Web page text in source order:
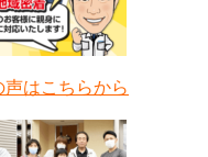
はこちらから